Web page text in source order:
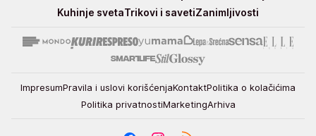
Kuhinje svetaTrikovi i savetiZanimljivosti
ImpresumPravila i uslovi korišćenjaKontaktPolitika o kolačićima
Politika privatnostiMarketingArhiva